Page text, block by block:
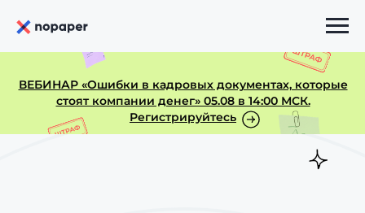
ВЕБИНАР «Ошибки в кадровых документах, которые
стоят компании денег» 05.08 в 14:00 МСК.
Регистрируйтесь